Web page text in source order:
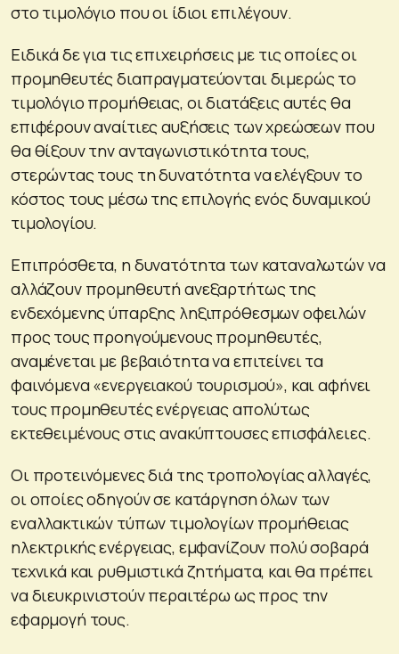
στο τιμολόγιο που οι ίδιοι επιλέγουν.
Ειδικά δε για τις επιχειρήσεις με τις οποίες οι
προμηθευτές διαπραγματεύονται διμερώς το
τιμολόγιο προμήθειας, οι διατάξεις αυτές θα
επιφέρουν αναίτιες αυξήσεις των χρεώσεων που
θα θίξουν την ανταγωνιστικότητα τους,
στερώντας τους τη δυνατότητα να ελέγξουν το
κόστος τους μέσω της επιλογής ενός δυναμικού
τιμολογίου.
Επιπρόσθετα, η δυνατότητα των καταναλωτών να
αλλάζουν προμηθευτή ανεξαρτήτως της
ενδεχόμενης ύπαρξης ληξιπρόθεσμων οφειλών
προς τους προηγούμενους προμηθευτές,
αναμένεται με βεβαιότητα να επιτείνει τα
φαινόμενα «ενεργειακού τουρισμού», και αφήνει
τους προμηθευτές ενέργειας απολύτως
εκτεθειμένους στις ανακύπτουσες επισφάλειες.
Οι προτεινόμενες διά της τροπολογίας αλλαγές,
οι οποίες οδηγούν σε κατάργηση όλων των
εναλλακτικών τύπων τιμολογίων προμήθειας
ηλεκτρικής ενέργειας, εμφανίζουν πολύ σοβαρά
τεχνικά και ρυθμιστικά ζητήματα, και θα πρέπει
να διευκρινιστούν περαιτέρω ως προς την
εφαρμογή τους.